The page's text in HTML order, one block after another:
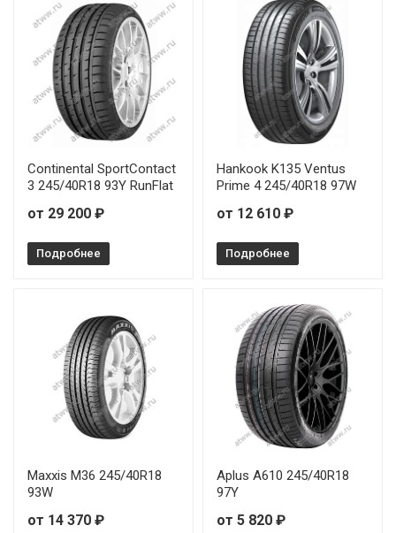
Continental SportContact
3 245/40R18 93Y RunFlat
от 29 200 ₽
Подробнее
Hankook K135 Ventus
Prime 4 245/40R18 97W
от 12 610 ₽
Подробнее
Maxxis M36 245/40R18
93W
от 14 370 ₽
Aplus A610 245/40R18
97Y
от 5 820 ₽